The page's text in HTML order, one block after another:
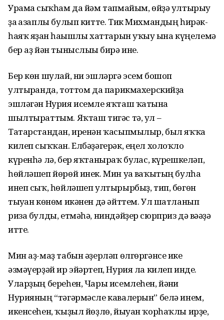
Урамға сыҡһам да йәм тапмайым, өйҙә ултырыу
ҙа ғазаплы булып китте. Тик Михмандың һирәк-
һаяҡ яҙған һағышлы хаттарын уҡыу ғына күңелемә
бер аҙ йән тыныслығы бирә ине.
Бер көн шулай, ни эшләргә эсем бошоп
ултырғанда, тоттом да парикмахерскийҙа
эшләгән Нурия исемле яҡташ ҡатынға
шылтыраттым. Яҡташ тигәс тә, ул –
Татарстандан, иренән ҡасыпмылыр, был яҡҡа
килеп сыҡҡан. Елбәҙәгерәк, еңел холоҡло
күренһә лә, бер яҡтаныраҡ булғас, күрешкеләп,
һөйләшеп йөрөй инек. Мин уға ваҡытың булһа
инеп сыҡ, һөйләшеп ултырырбыҙ, тип, бөгөн
тыуған көнөм икәнен дә әйттем. Ул шатланып
риза булды, етмәһә, ниндәйҙер сюрприз дә вәғәҙә
итте.
Мин аҙ-маҙ табын әҙерләп өлгөргәнсе ике
әзмәүерҙәй ир эйәртеп, Нурия ла килеп инде.
Уларҙың береһен, Чары исемлеһен, йәғни
Нурияның “тәгәрмәсле кавалерын” белә инем,
икенсеһен, ҡыҙыл йөҙлө, йыуан ҡорһаҡлы ирҙе,